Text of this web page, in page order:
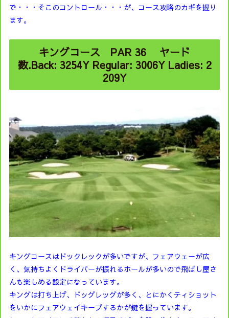
で・・・そこのコントロール・・・が、コース攻略のカギを握り
ます。
キングコース PAR 36 ヤード
数.Back: 3254Y Regular: 3006Y Ladies: 2
209Y
キングコースはドックレックが多いですが、フェアウェーが広
く、気持ちよくドライバーが振れるホールが多いので飛ばし屋さ
んも楽しめる設定になっています。
キングは打ち上げ、ドッグレッグが多く、とにかくティショット
をいかにフェアウェイキープするかが鍵を握っています。